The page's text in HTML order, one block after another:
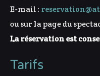
E-mail :
ou sur la page du
La réservation est
Tarifs